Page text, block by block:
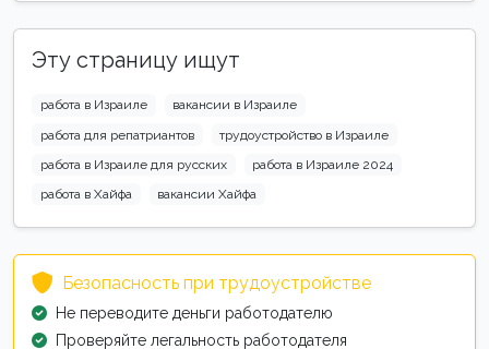
Эту страницу ищут
работа в Израиле
вакансии в Израиле
работа для репатриантов
трудоустройство в Израиле
работа в Израиле для русских
работа в Израиле 2024
работа в Хайфа
вакансии Хайфа
Безопасность при трудоустройстве
Не переводите деньги работодателю
Проверяйте легальность работодателя